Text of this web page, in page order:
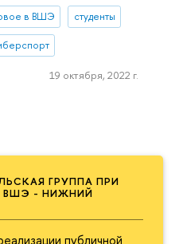
ГРУППА ПРИ
ВШЭ - НИЖНИЙ
публичной
в ВШЭ студенты
19 октября, 2022 г.